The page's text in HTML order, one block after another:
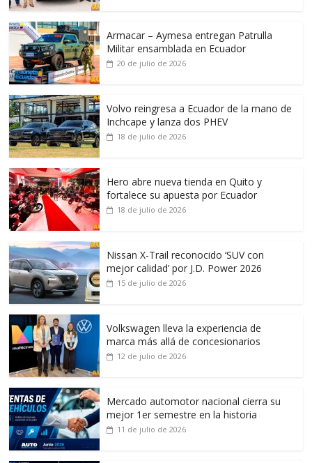
Armacar – Aymesa entregan Patrulla
Militar ensamblada en Ecuador
20 de julio de 2026
Volvo reingresa a Ecuador de la mano de
Inchcape y lanza dos PHEV
18 de julio de 2026
Hero abre nueva tienda en Quito y
fortalece su apuesta por Ecuador
18 de julio de 2026
Nissan X-Trail reconocido ‘SUV con
mejor calidad’ por J.D. Power 2026
15 de julio de 2026
Volkswagen lleva la experiencia de
marca más allá de concesionarios
12 de julio de 2026
Mercado automotor nacional cierra su
mejor 1er semestre en la historia
11 de julio de 2026